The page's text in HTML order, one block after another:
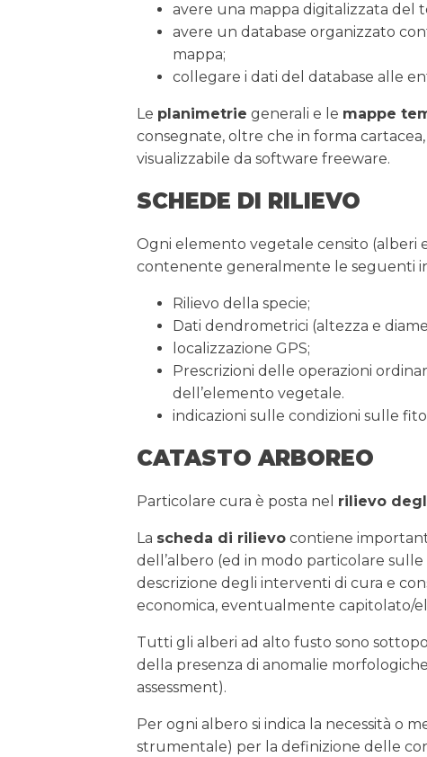
avere una mappa digitalizzata del
avere un database organizzato
mappa;
collegare i dati del database alle
Le planimetrie generali e le mappe
consegnate, oltre che in forma
visualizzabile da software freeware.
SCHEDE DI RILIEVO
Ogni elemento vegetale censito (alberi
contenente generalmente le seguenti
Rilievo della specie;
Dati dendrometrici (altezza e
localizzazione GPS;
Prescrizioni delle operazioni
dell’elemento vegetale.
indicazioni sulle condizioni sulle
CATASTO ARBOREO
Particolare cura è posta nel rilievo
La scheda di rilievo contiene
dell’albero (ed in modo particolare
descrizione degli interventi di cura e
economica, eventualmente capitolato/
Tutti gli alberi ad alto fusto sono
della presenza di anomalie
assessment).
Per ogni albero si indica la necessità o
strumentale) per la definizione delle